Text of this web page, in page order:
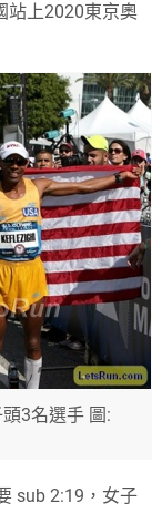
站上2020東京奧
3名選手 圖:
sub 2:19，女子